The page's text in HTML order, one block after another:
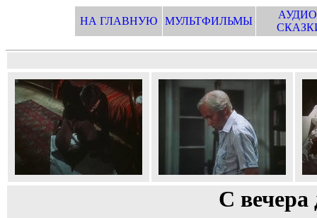
НА ГЛАВНУЮ МУЛЬТФИЛЬМЫ
С вечера